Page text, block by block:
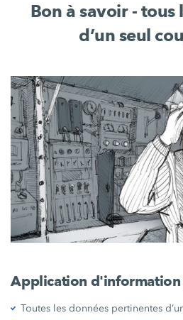
Bon à savoir - tous
d’un seul
Application
Toutes les données pertinentes